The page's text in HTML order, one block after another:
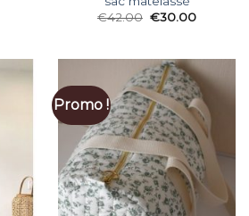
€42.00 €30.00
Promo !